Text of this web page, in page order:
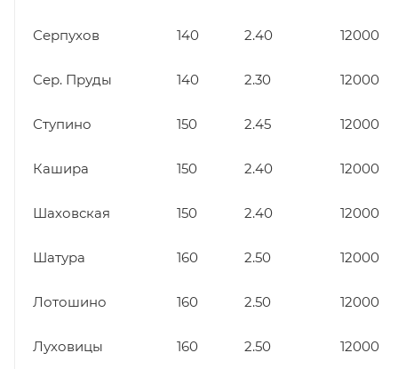
Серпухов 140 2.40 12000
Сер. Пруды 140 2.30 12000
Ступино 150 2.45 12000
Кашира 150 2.40 12000
Шаховская 150 2.40 12000
Шатура 160 2.50 12000
Лотошино 160 2.50 12000
Луховицы 160 2.50 12000